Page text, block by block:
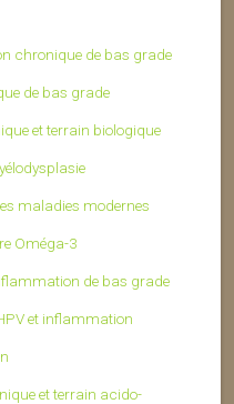
chronique de bas grade
de bas grade
et terrain biologique
maladies modernes
Oméga-3
de bas grade
et inflammation
et terrain acido-